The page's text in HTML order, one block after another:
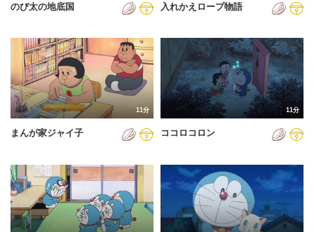
のび太の地底国 入れかえロープ物語
11分
まんが家ジャイ子
11分
ココロコロン